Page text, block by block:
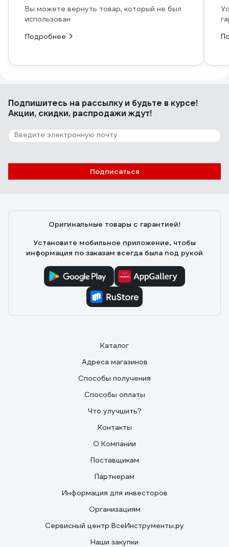
Вы можете вернуть товар, который не был
использован
Подробнее
Подпишитесь на рассылкуи будьте в курсе!
Акции, скидки, распродажи ждут!
Подписаться
Оригинальные товары с гарантией!
Установите мобильное приложение, чтобы
информация по заказам всегда была под рукой
Каталог
Адреса магазинов
Способы получения
Способы оплаты
Что улучшить?
Контакты
О Компании
Поставщикам
Партнерам
Информация для инвесторов
Организациям
Сервисный центр ВсеИнструменты.ру
Наши закупки